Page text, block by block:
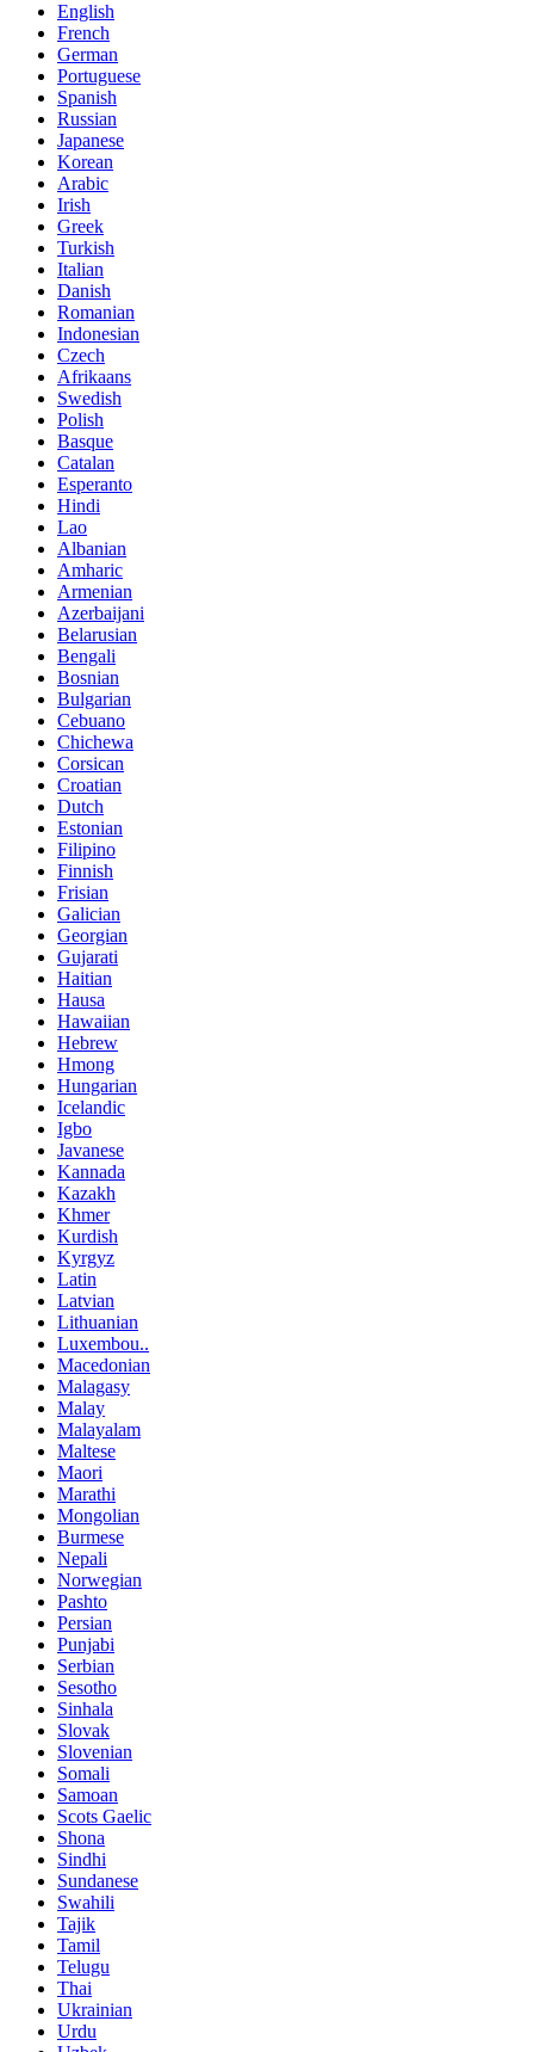
English
French
German
Portuguese
Spanish
Russian
Japanese
Korean
Arabic
Irish
Greek
Turkish
Italian
Danish
Romanian
Indonesian
Czech
Afrikaans
Swedish
Polish
Basque
Catalan
Esperanto
Hindi
Lao
Albanian
Amharic
Armenian
Azerbaijani
Belarusian
Bengali
Bosnian
Bulgarian
Cebuano
Chichewa
Corsican
Croatian
Dutch
Estonian
Filipino
Finnish
Frisian
Galician
Georgian
Gujarati
Haitian
Hausa
Hawaiian
Hebrew
Hmong
Hungarian
Icelandic
Igbo
Javanese
Kannada
Kazakh
Khmer
Kurdish
Kyrgyz
Latin
Latvian
Lithuanian
Luxembou..
Macedonian
Malagasy
Malay
Malayalam
Maltese
Maori
Marathi
Mongolian
Burmese
Nepali
Norwegian
Pashto
Persian
Punjabi
Serbian
Sesotho
Sinhala
Slovak
Slovenian
Somali
Samoan
Scots Gaelic
Shona
Sindhi
Sundanese
Swahili
Tajik
Tamil
Telugu
Thai
Ukrainian
Urdu